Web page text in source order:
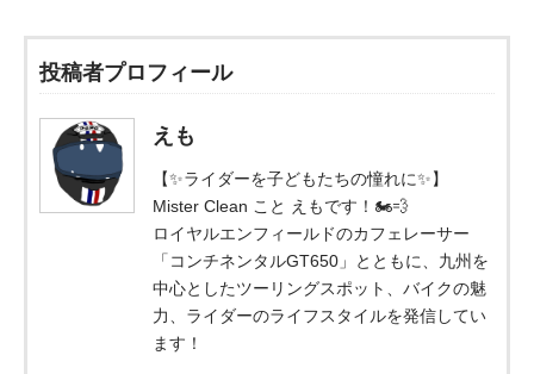
投稿者プロフィール
えも
【✨ライダーを子どもたちの憧れに✨】
Mister Clean こと えもです！🏍️💨
ロイヤルエンフィールドのカフェレーサー
「コンチネンタルGT650」とともに、九州を
中心としたツーリングスポット、バイクの魅
力、ライダーのライフスタイルを発信してい
ます！